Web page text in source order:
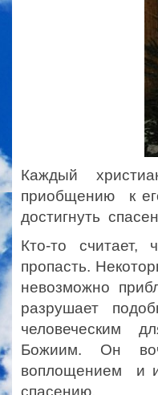
Каждый
приобщению к
достигнуть
Кто-то считает,
пропасть.
невозможно
разрушает
человеческим
Божиим. Он
воплощением и
спасению.